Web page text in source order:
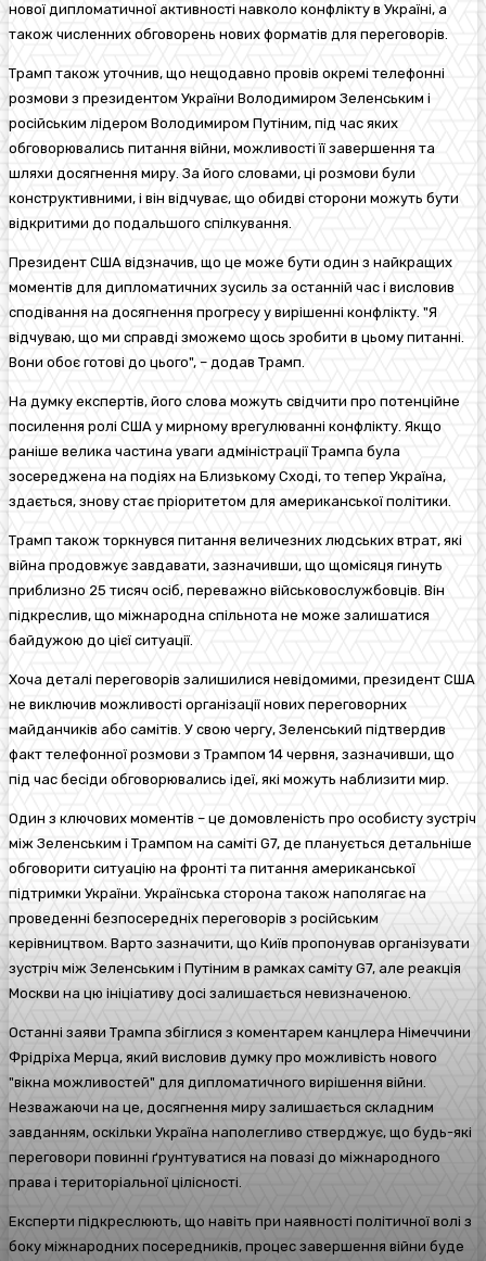
нової дипломатичної активності навколо конфлікту в Україні, а
також численних обговорень нових форматів для переговорів.
Трамп також уточнив, що нещодавно провів окремі телефонні
розмови з президентом України Володимиром Зеленським і
російським лідером Володимиром Путіним, під час яких
обговорювались питання війни, можливості її завершення та
шляхи досягнення миру. За його словами, ці розмови були
конструктивними, і він відчуває, що обидві сторони можуть бути
відкритими до подальшого спілкування.
Президент США відзначив, що це може бути один з найкращих
моментів для дипломатичних зусиль за останній час і висловив
сподівання на досягнення прогресу у вирішенні конфлікту. "Я
відчуваю, що ми справді зможемо щось зробити в цьому питанні.
Вони обоє готові до цього", – додав Трамп.
На думку експертів, його слова можуть свідчити про потенційне
посилення ролі США у мирному врегулюванні конфлікту. Якщо
раніше велика частина уваги адміністрації Трампа була
зосереджена на подіях на Близькому Сході, то тепер Україна,
здається, знову стає пріоритетом для американської політики.
Трамп також торкнувся питання величезних людських втрат, які
війна продовжує завдавати, зазначивши, що щомісяця гинуть
приблизно 25 тисяч осіб, переважно військовослужбовців. Він
підкреслив, що міжнародна спільнота не може залишатися
байдужою до цієї ситуації.
Хоча деталі переговорів залишилися невідомими, президент США
не виключив можливості організації нових переговорних
майданчиків або самітів. У свою чергу, Зеленський підтвердив
факт телефонної розмови з Трампом 14 червня, зазначивши, що
під час бесіди обговорювались ідеї, які можуть наблизити мир.
Один з ключових моментів – це домовленість про особисту зустріч
між Зеленським і Трампом на саміті G7, де планується детальніше
обговорити ситуацію на фронті та питання американської
підтримки України. Українська сторона також наполягає на
проведенні безпосередніх переговорів з російським
керівництвом. Варто зазначити, що Київ пропонував організувати
зустріч між Зеленським і Путіним в рамках саміту G7, але реакція
Москви на цю ініціативу досі залишається невизначеною.
Останні заяви Трампа збіглися з коментарем канцлера Німеччини
Фрідріха Мерца, який висловив думку про можливість нового
"вікна можливостей" для дипломатичного вирішення війни.
Незважаючи на це, досягнення миру залишається складним
завданням, оскільки Україна наполегливо стверджує, що будь-які
переговори повинні ґрунтуватися на повазі до міжнародного
права і територіальної цілісності.
Експерти підкреслюють, що навіть при наявності політичної волі з
боку міжнародних посередників, процес завершення війни буде